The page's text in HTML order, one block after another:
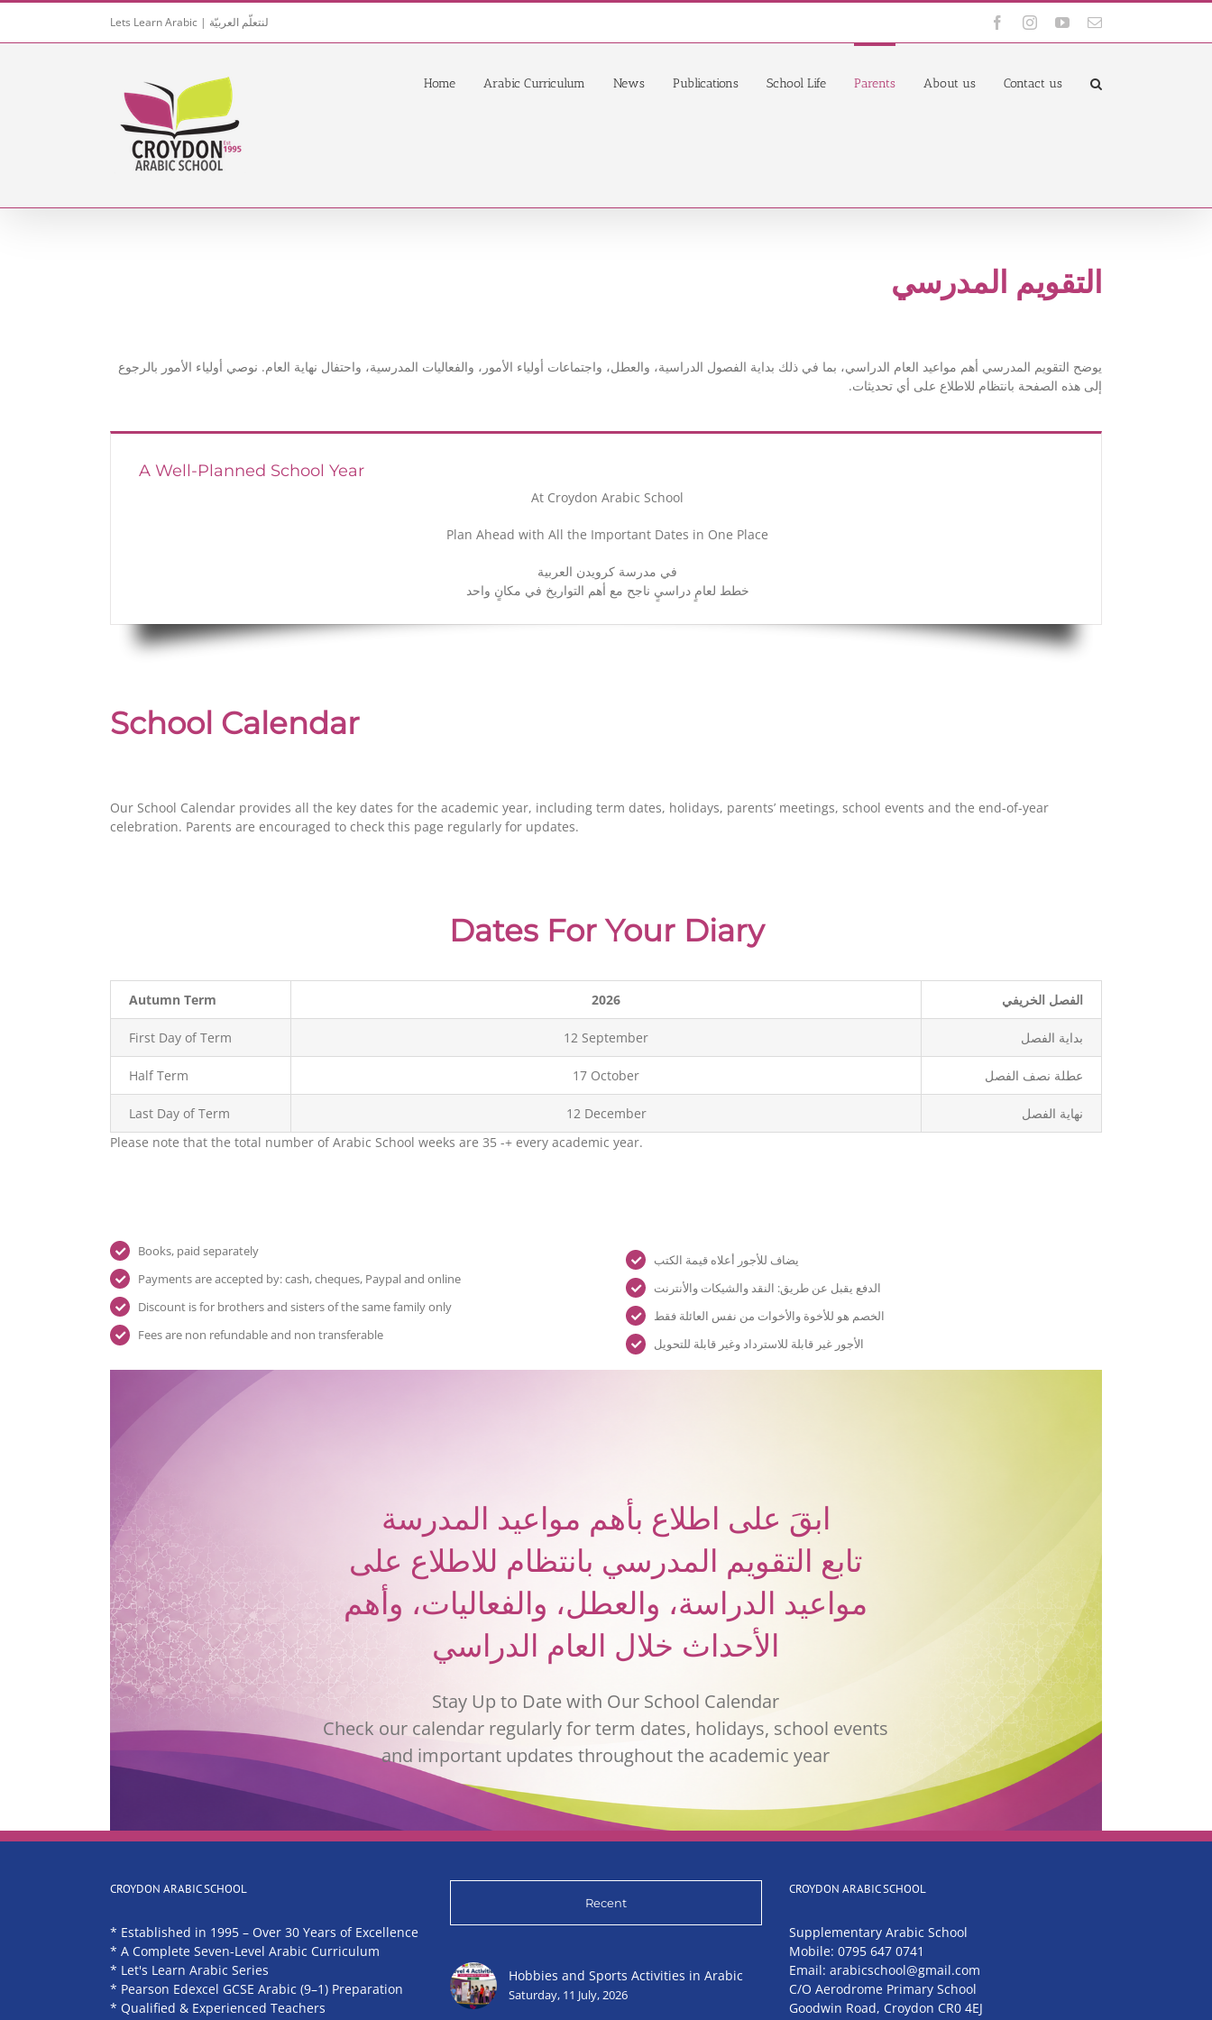
Skip
content
Lets Learn Arabic | لنتعلّم العربيّة FacebookInstagramYouTubeEmail
Home Arabic Curriculum News Publications School Life Parents About us Contact us
التقويم المدرسي
يوضح التقويم المدرسي أهم مواعيد العام الدراسي، بما في ذلك بداية الفصول الدراسية، والعطل، واجتماعات أولياء الأمور، والفعاليات المدرسية، واحتفال نهاية العام. نوصي أولياء الأمور بالرجوع
إلى هذه الصفحة بانتظام للاطلاع على أي تحديثات.
A Well-Planned School Year
At Croydon Arabic School
Plan Ahead with All the Important Dates in One Place
في مدرسة كرويدن العربية
خطط لعامٍ دراسيٍ ناجح مع أهم التواريخ في مكانٍ واحد
School Calendar
Our School Calendar provides all the key dates for the academic year, including term dates, holidays, parents’ meetings, school events and the end-of-year
celebration. Parents are encouraged to check this page regularly for updates.
Dates For Your Diary
Autumn Term 2026 الفصل الخريفي
First Day of Term 12 September بداية الفصل
Half Term 17 October عطلة نصف الفصل
Last Day of Term 12 December
نهاية الفصل
Please note that the total number of Arabic School weeks are 35 -+ every academic year.
Books, paid separately
Payments are accepted by: cash, cheques, Paypal and online
Discount is for brothers and sisters of the same family only
Fees are non refundable and non transferable
يضاف للأجور أعلاه قيمة الكتب
الدفع يقبل عن طريق: النقد والشيكات والأنترنت
الخصم هو للأخوة والأخوات من نفس العائلة فقط
الأجور غير قابلة للاسترداد وغير قابلة للتحويل
ابقَ على اطلاع بأهم مواعيد المدرسة
تابع التقويم المدرسي بانتظام للاطلاع على
مواعيد الدراسة، والعطل، والفعاليات، وأهم
الأحداث خلال العام الدراسي
Stay Up to Date with Our School Calendar
Check our calendar regularly for term dates, holidays, school events
and important updates throughout the academic year
CROYDON ARABIC SCHOOL
* Established in 1995 – Over 30 Years of Excellence
* A Complete Seven-Level Arabic Curriculum
* Let's Learn Arabic Series
* Pearson Edexcel GCSE Arabic (9–1) Preparation
* Qualified & Experienced Teachers
Recent
Hobbies and Sports Activities in Arabic
Saturday, 11 July, 2026
CROYDON ARABIC SCHOOL
Supplementary Arabic School
Mobile: 0795 647 0741
Email: arabicschool@gmail.com
C/O Aerodrome Primary School
Goodwin Road, Croydon CR0 4EJ